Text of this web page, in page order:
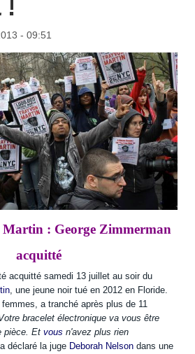
- 09:51
: George Zimmerman
acquitté
acquitté samedi 13 juillet au soir du
, une jeune noir tué en 2012 en Floride.
a tranché après plus de 11
bracelet électronique va vous être
pièce. Et vous n'avez plus rien
déclaré la juge Deborah Nelson dans une